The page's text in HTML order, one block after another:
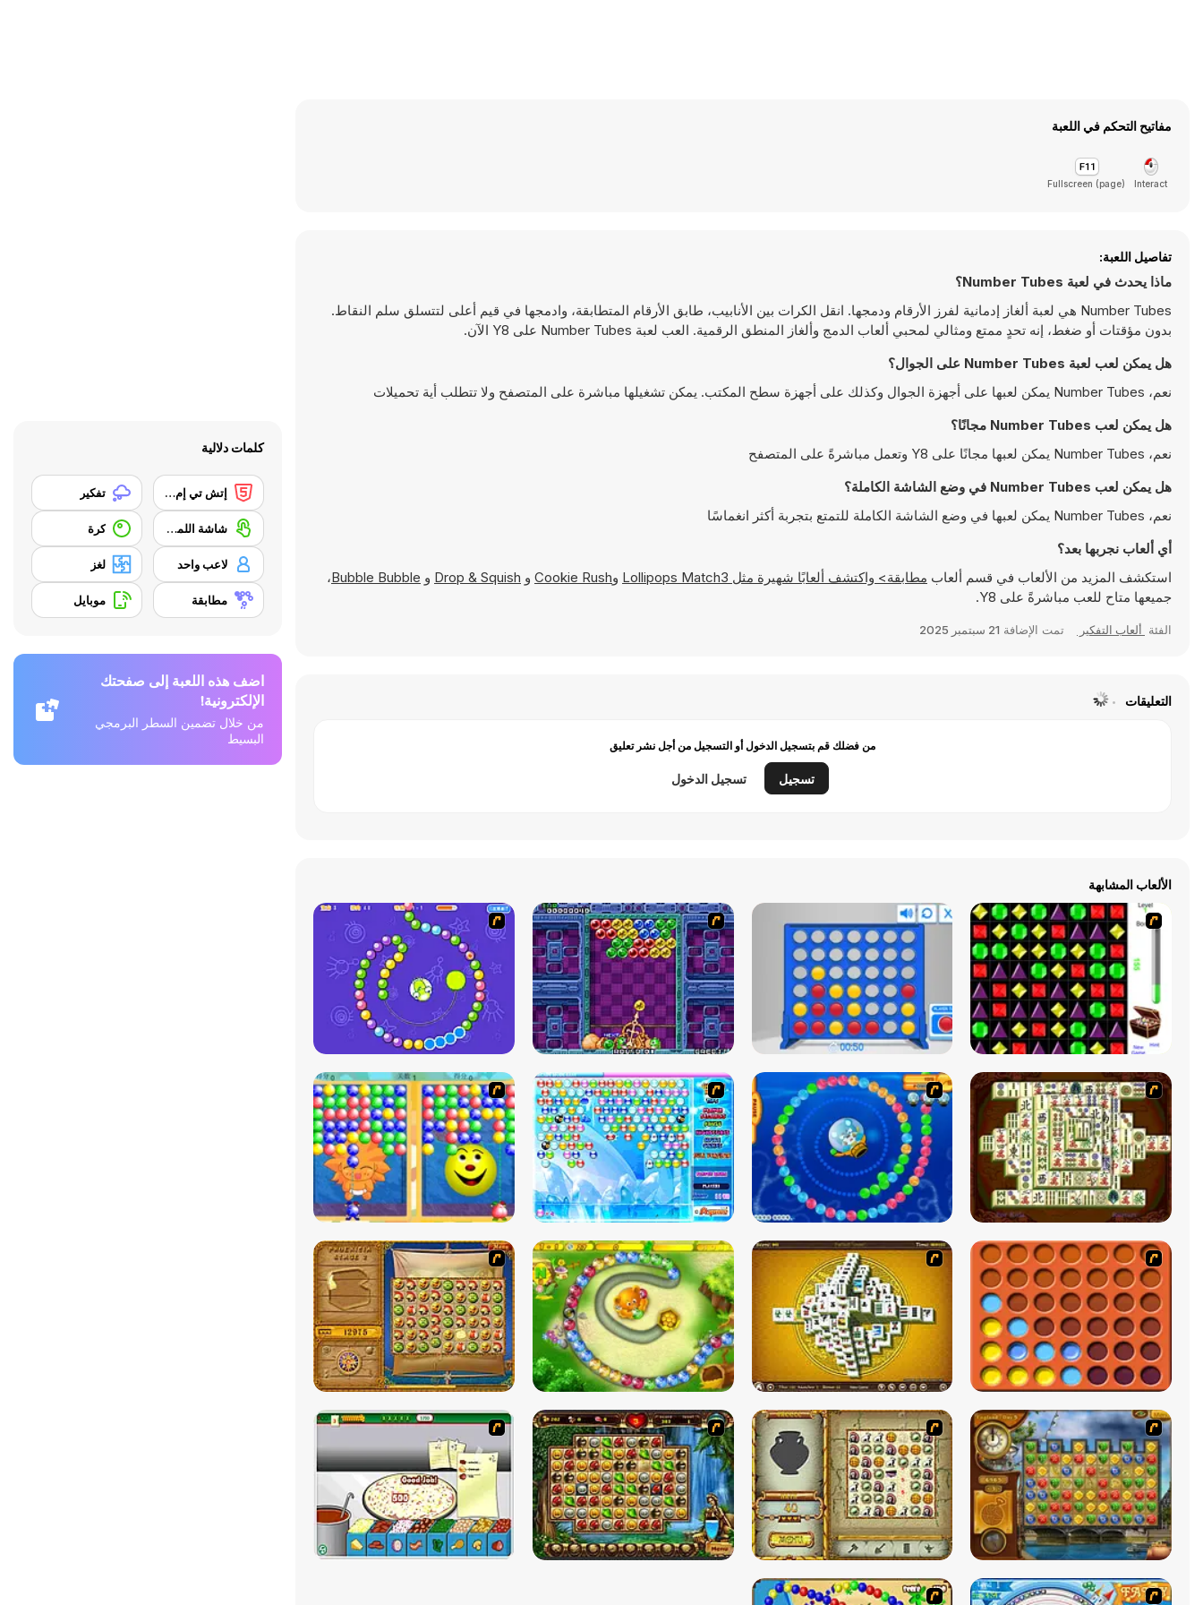
مفاتيح التحكم في اللعبة
Interact
Fullscreen (page)
تفاصيل اللعبة:
ماذا يحدث في لعبة Number Tubes؟
Number Tubes هي لعبة ألغاز إدمانية لفرز الأرقام ودمجها. انقل الكرات بين الأنابيب، طابق الأرقام المتطابقة، وادمجها في قيم أعلى لتتسلق سلم النقاط.
بدون مؤقتات أو ضغط، إنه تحدٍ ممتع ومثالي لمحبي ألعاب الدمج وألغاز المنطق الرقمية. العب لعبة Number Tubes على Y8 الآن.
هل يمكن لعب لعبة Number Tubes على الجوال؟
نعم، Number Tubes يمكن لعبها على أجهزة الجوال وكذلك على أجهزة سطح المكتب. يمكن تشغيلها مباشرة على المتصفح ولا تتطلب أية تحميلات
هل يمكن لعب Number Tubes مجانًا؟
نعم، Number Tubes يمكن لعبها مجانًا على Y8 وتعمل مباشرةً على المتصفح
هل يمكن لعب Number Tubes في وضع الشاشة الكاملة؟
نعم، Number Tubes يمكن لعبها في وضع الشاشة الكاملة للتمتع بتجربة أكثر انغماسًا
أي ألعاب نجربها بعد؟
استكشف المزيد من الألعاب في قسم ألعاب مطابقة> واكتشف ألعابًا شهيرة مثل Lollipops Match3 وCookie Rush و Drop & Squish و Bubble Bubble،
جميعها متاح للعب مباشرةً على Y8.
الفئة ألعاب التفكير تمت الإضافة 21 سبتمبر 2025
التعليقات
من فضلك قم بتسجيل الدخول أو التسجيل من أجل نشر تعليق
تسجيل تسجيل الدخول
الألعاب المشابهة
كلمات دلالية
إتش تي إم إل 5 تفكير
شاشة اللمس كرة
لاعب واحد لغز
مطابقة موبايل
اضف هذه اللعبة إلى صفحتك
الإلكترونية!
من خلال تضمين السطر البرمجي
البسيط